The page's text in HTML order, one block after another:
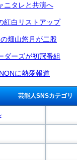
ニタレと共演へ
紅白リストアップ
畑山悠月が二股
ダーズが初冠番組
に熱愛報道
芸能人SNSカテゴリ